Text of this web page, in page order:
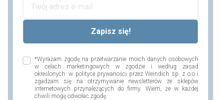
*Wyrażam zgodę na przetwarzanie moich danych osobowych
w celach marketingowych w zgodzie i według zasad
określonych w polityce prywaności przez Weindich sp. z o.o i
zgadzam się na otrzymywanie newsletterów ze sklepów
internetowych przynależących do firmy. Wiem, że w każdej
chwili mogę odwołać zgodę.